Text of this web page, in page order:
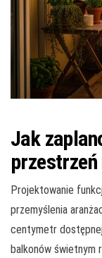
Jak
Projektowanie
przemyślenia
centymetr
balkonów świetnym